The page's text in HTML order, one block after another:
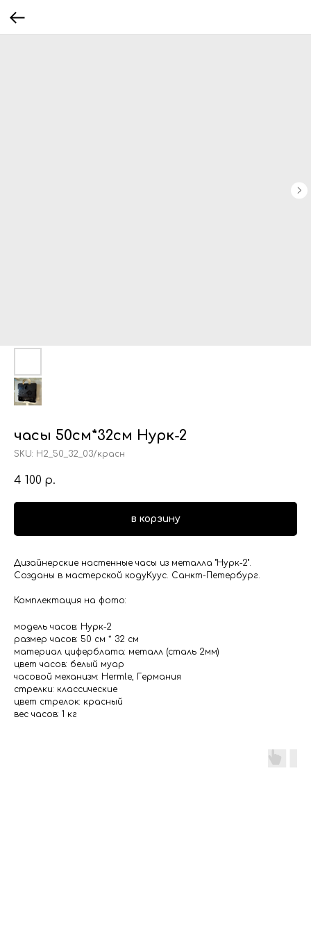
часы 50см*32см Нурк-2
SKU: Н2_50_32_03/красн
4 100 р.
в корзину
Дизайнерские настенные часы из металла "Нурк-2".
Созданы в мастерской кодуКуус. Санкт-Петербург.
Комплектация на фото:
модель часов: Нурк-2
размер часов: 50 см * 32 см
материал циферблата: металл (сталь 2мм)
цвет часов: белый муар
часовой механизм: Hermle, Германия
стрелки: классические
цвет стрелок: красный
вес часов: 1 кг